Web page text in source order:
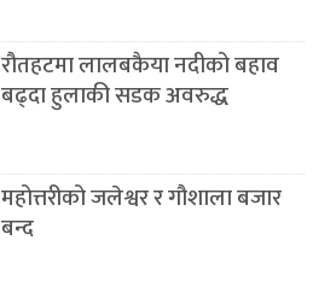
रौतहटमा लालबकैया नदीको बहाव
बढ्दा हुलाकी सडक अवरुद्ध
महोत्तरीको जलेश्वर र गौशाला बजार
बन्द